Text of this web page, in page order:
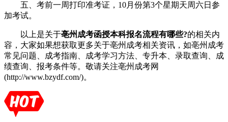
五、考前一周打印准考证，10月份第3个星期天周六日参
加考试。
以上是关于亳州成考函授本科报名流程有哪些?的相关内
容，大家如果想获取更多关于亳州成考相关资讯，如亳州成考
常见问题、成考指南、成考学习方法、专升本、录取查询、成
绩查询、报考条件等。敬请关注亳州成考网
(http://www.bzydf.com/)。